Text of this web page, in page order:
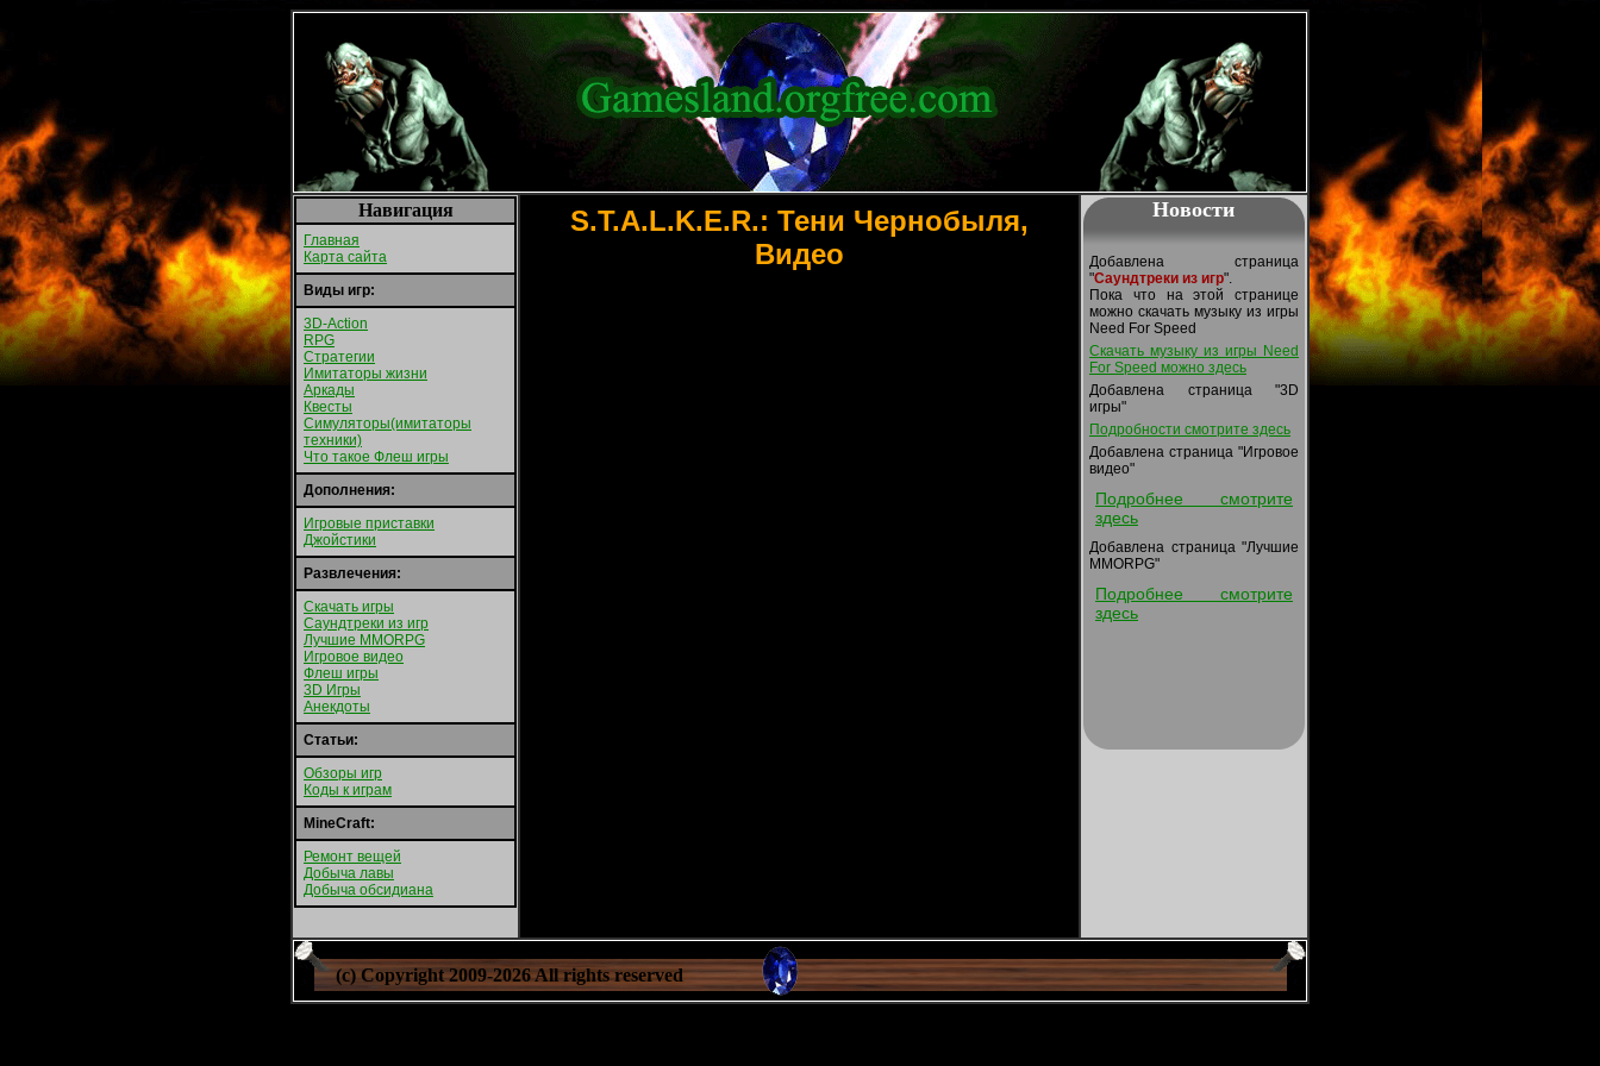
Навигация
Главная
Карта сайта
Виды игр:
3D-Action
RPG
Стратегии
Имитаторы жизни
Аркады
Квесты
Симуляторы(имитаторы
техники)
Что такое Флеш игры
Дополнения:
Игровые приставки
Джойстики
Развлечения:
Скачать игры
Саундтреки из игр
Лучшие MMORPG
Игровое видео
Флеш игры
3D Игры
Анекдоты
Статьи:
Обзоры игр
Коды к играм
MineCraft:
Ремонт вещей
Добыча лавы
Добыча обсидиана
S.T.A.L.K.E.R.: Тени Чернобыля,
Видео
Новости
Добавлена страница
"Саундтреки из игр".
Пока что на этой странице
можно скачать музыку из игры
Need For Speed
Скачать музыку из игры Need
For Speed можно здесь
Добавлена страница "3D
игры"
Подробности смотрите здесь
Добавлена страница "Игровое
видео"
Подробнее смотрите
здесь
Добавлена страница "Лучшие
MMORPG"
Подробнее смотрите
здесь
(c) Copyright 2009-2026 All rights reserved